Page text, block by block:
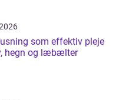
som effektiv pleje
hegn og læbælter